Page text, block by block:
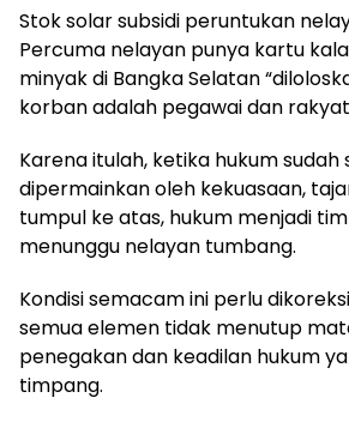
Stok solar subsidi peruntukan
Percuma nelayan punya kartu
minyak di Bangka Selatan
korban adalah pegawai dan
Karena itulah, ketika hukum sudah
dipermainkan oleh kekuasaan,
tumpul ke atas, hukum menjadi
menunggu nelayan tumbang.
Kondisi semacam ini perlu
semua elemen tidak menutup
penegakan dan keadilan hukum
timpang.